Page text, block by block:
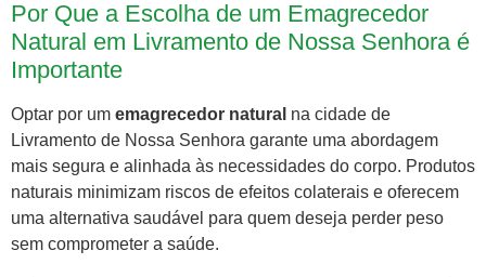
Por Que a Escolha de um Emagrecedor
Natural em Livramento de Nossa Senhora é
Importante
Optar por um emagrecedor natural na cidade de
Livramento de Nossa Senhora garante uma abordagem
mais segura e alinhada às necessidades do corpo. Produtos
naturais minimizam riscos de efeitos colaterais e oferecem
uma alternativa saudável para quem deseja perder peso
sem comprometer a saúde.